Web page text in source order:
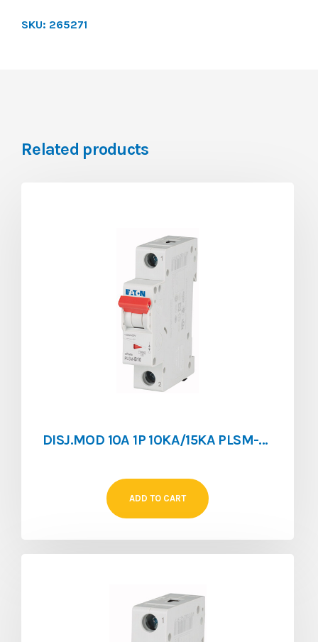
SKU: 265271
Related products
DISJ.MOD 10A 1P 10KA/15KA PLSM-B10
ADD TO CART